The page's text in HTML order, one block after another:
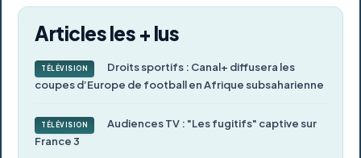
Articles les + lus
TÉLÉVISION
Droits sportifs : Canal+ diffusera les
coupes d’Europe de football en Afrique subsaharienne
TÉLÉVISION
Audiences TV : "Les fugitifs" captive sur
France 3